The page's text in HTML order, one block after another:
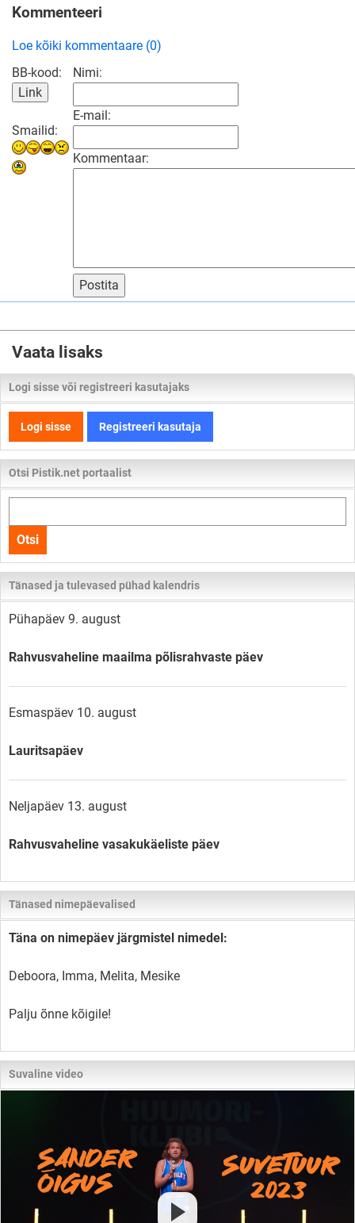
Kommenteeri
Loe kõiki kommentaare (0)
BB-kood:
Smailid:
Nimi:
E-mail:
Kommentaar:
Postita
Vaata lisaks
Logi sisse või registreeri kasutajaks
Logi sisse Registreeri kasutaja
Otsi Pistik.net portaalist
kogu
lehelt
Otsi
Tänased ja tulevased pühad kalendris
Pühapäev 9. august
Rahvusvaheline maailma põlisrahvaste päev
Esmaspäev 10. august
Lauritsapäev
Neljapäev 13. august
Rahvusvaheline vasakukäeliste päev
Tänased nimepäevalised
Täna on nimepäev järgmistel nimedel:
Deboora, Imma, Melita, Mesike
Palju õnne kõigile!
Suvaline video